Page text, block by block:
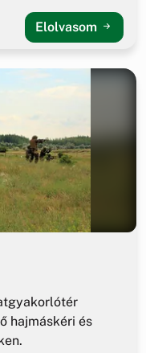
Elolvasom
hajmáskéri és